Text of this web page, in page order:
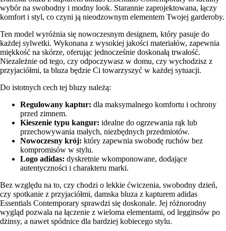
wybór na swobodny i modny look. Starannie zaprojektowana, łączy
komfort i styl, co czyni ją nieodzownym elementem Twojej garderoby.
Ten model wyróżnia się nowoczesnym designem, który pasuje do
każdej sylwetki. Wykonana z wysokiej jakości materiałów, zapewnia
miękkość na skórze, oferując jednocześnie doskonałą trwałość.
Niezależnie od tego, czy odpoczywasz w domu, czy wychodzisz z
przyjaciółmi, ta bluza będzie Ci towarzyszyć w każdej sytuacji.
Do istotnych cech tej bluzy należą:
Regulowany kaptur: dla maksymalnego komfortu i ochrony
przed zimnem.
Kieszenie typu kangur: idealne do ogrzewania rąk lub
przechowywania małych, niezbędnych przedmiotów.
Nowoczesny krój: który zapewnia swobodę ruchów bez
kompromisów w stylu.
Logo adidas: dyskretnie wkomponowane, dodające
autentyczności i charakteru marki.
Bez względu na to, czy chodzi o lekkie ćwiczenia, swobodny dzień,
czy spotkanie z przyjaciółmi, damska bluza z kapturem adidas
Essentials Contemporary sprawdzi się doskonale. Jej różnorodny
wygląd pozwala na łączenie z wieloma elementami, od legginsów po
dżinsy, a nawet spódnice dla bardziej kobiecego stylu.